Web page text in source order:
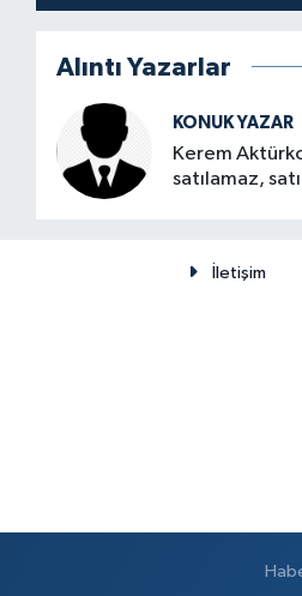
Alıntı Yazarlar
KONUK YAZAR
Kerem
satılamaz,
İletişim